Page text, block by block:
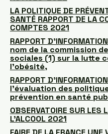
LA POLITIQUE DE
SANTÉ RAPPORT DE LA
COMPTES 2021
RAPPORT
nom de la commission
sociales (1) sur la lutte
l’obésité,
RAPPORT
l’évaluation des
prévention en santé
OBSERVATOIRE SUR LES
L'ALCOOL 2021